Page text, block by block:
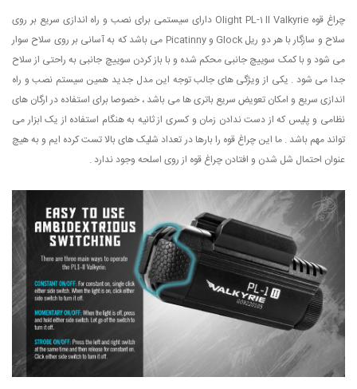
چراغ قوه Olight PL-1 ll Valkyrie دارای سیستمی برای نصب و راه اندازی سریع بر روی
سلاح و سازگار با هر دو ریل Glock و Picatinny می باشد که به آسانی بر روی سلاح سوار
می شود و با کمک سوییچ جانبی محکم شده و با باز کردن سوییچ جانبی به راحتی از سلاح
جدا می شود . یکی از ویژگی های جالب توجه این مدل جدید همین سیستم نصب و راه
اندازی سریع و امکان تعویض سریع باتری ها می باشد ، خصوصا برای استفاده در ارگان های
نظامی و پلیس که از دست ندادن زمان و کسری از ثانیه به هنگام استفاده از یک ابزار می
تواند مهم باشد . ما این چراغ قوه را بارها در تعداد شلیک های بالا تست کرده ایم و به هیچ
عنوان احتمال شل شدن و افتادن چراغ قوه از روی اسلحه وجود ندارد .